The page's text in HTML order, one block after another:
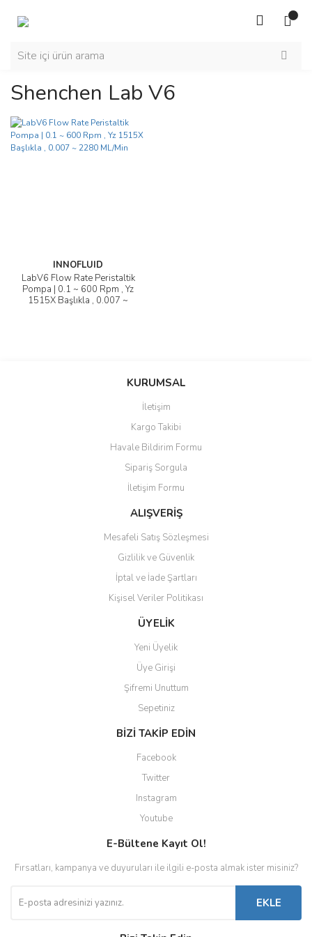
Shenchen Lab V6
INNOFLUID
LabV6 Flow Rate Peristaltik
Pompa | 0.1 ~ 600 Rpm , Yz
1515X Başlıkla , 0.007 ~
KURUMSAL
İletişim
Kargo Takibi
Havale Bildirim Formu
Sipariş Sorgula
İletişim Formu
ALIŞVERİŞ
Mesafeli Satış Sözleşmesi
Gizlilik ve Güvenlik
İptal ve İade Şartları
Kişisel Veriler Politikası
ÜYELİK
Yeni Üyelik
Üye Girişi
Şifremi Unuttum
Sepetiniz
BİZİ TAKİP EDİN
Facebook
Twitter
Instagram
Youtube
E-Bültene Kayıt Ol!
Fırsatları, kampanya ve duyuruları ile ilgili e-posta almak ister misiniz?
EKLE